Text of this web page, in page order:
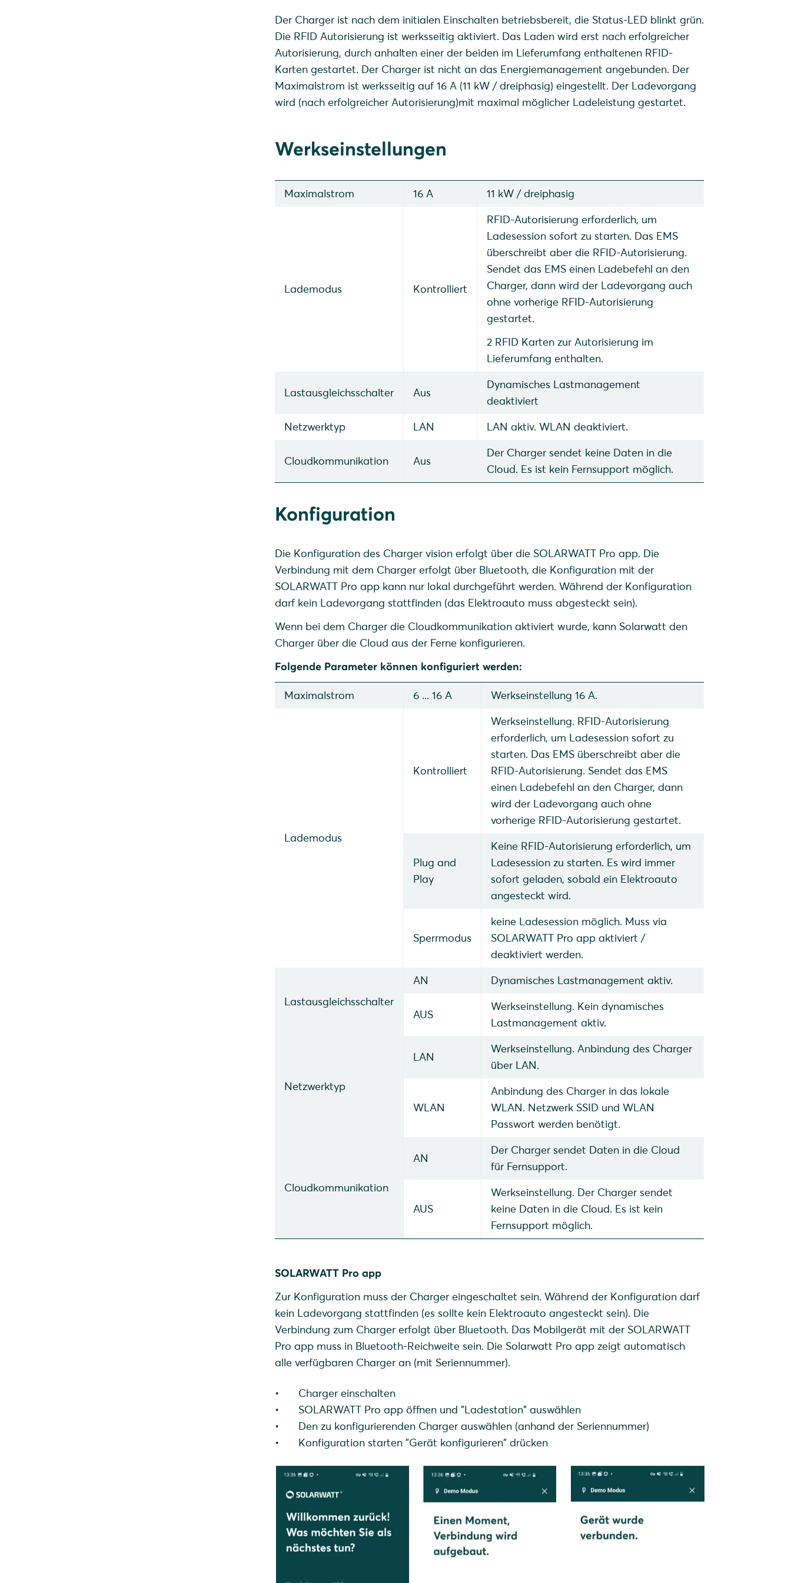
Der Charger ist nach dem initialen Einschalten betriebsbereit, die Status-LED blinkt grün.
Die RFID Autorisierung ist werksseitig aktiviert. Das Laden wird erst nach erfolgreicher
Autorisierung, durch anhalten einer der beiden im Lieferumfang enthaltenen RFID-
Karten gestartet. Der Charger ist nicht an das Energiemanagement angebunden. Der
Maximalstrom ist werksseitig auf 16 A (11 kW / dreiphasig) eingestellt. Der Ladevorgang
wird (nach erfolgreicher Autorisierung)mit maximal möglicher Ladeleistung gestartet.
Werkseinstellungen
Maximalstrom 16 A 11 kW / dreiphasig
Lademodus Kontrolliert
RFID-Autorisierung erforderlich, um
Ladesession sofort zu starten. Das EMS
überschreibt aber die RFID-Autorisierung.
Sendet das EMS einen Ladebefehl an den
Charger, dann wird der Ladevorgang auch
ohne vorherige RFID-Autorisierung
gestartet.
2 RFID Karten zur Autorisierung im
Lieferumfang enthalten.
Lastausgleichsschalter Aus
Dynamisches Lastmanagement
deaktiviert
Netzwerktyp
LAN LAN aktiv. WLAN deaktiviert.
Cloudkommunikation Aus
Der Charger sendet keine Daten in die
Cloud. Es ist kein Fernsupport möglich.
Konfiguration
Die Konfiguration des Charger vision erfolgt über die SOLARWATT Pro app. Die
Verbindung mit dem Charger erfolgt über Bluetooth, die Konfiguration mit der
SOLARWATT Pro app kann nur lokal durchgeführt werden. Während der Konfiguration
darf kein Ladevorgang stattfinden (das Elektroauto muss abgesteckt sein).
Wenn bei dem Charger die Cloudkommunikation aktiviert wurde, kann Solarwatt den
Charger über die Cloud aus der Ferne konfigurieren.
Folgende Parameter können konfiguriert werden:
Maximalstrom 6 ... 16 A Werkseinstellung 16 A.
Lademodus
Kontrolliert
Werkseinstellung. RFID-Autorisierung
erforderlich, um Ladesession sofort zu
starten. Das EMS überschreibt aber die
RFID-Autorisierung. Sendet das EMS
einen Ladebefehl an den Charger, dann
wird der Ladevorgang auch ohne
vorherige RFID-Autorisierung gestartet.
Plug and
Play
Keine RFID-Autorisierung erforderlich, um
Ladesession zu starten. Es wird immer
sofort geladen, sobald ein Elektroauto
angesteckt wird.
Sperrmodus
keine Ladesession möglich. Muss via
SOLARWATT Pro app aktiviert /
deaktiviert werden.
Lastausgleichsschalter
AN Dynamisches Lastmanagement aktiv.
AUS
Werkseinstellung. Kein dynamisches
Lastmanagement aktiv.
Netzwerktyp
LAN
Werkseinstellung. Anbindung des Charger
über LAN.
WLAN
Anbindung des Charger in das lokale
WLAN. Netzwerk SSID und WLAN
Passwort werden benötigt.
Cloudkommunikation
AN
Der Charger sendet Daten in die Cloud
für Fernsupport.
AUS
Werkseinstellung. Der Charger sendet
keine Daten in die Cloud. Es ist kein
Fernsupport möglich.
SOLARWATT Pro app
Zur Konfiguration muss der Charger eingeschaltet sein. Während der Konfiguration darf
kein Ladevorgang stattfinden (es sollte kein Elektroauto angesteckt sein). Die
Verbindung zum Charger erfolgt über Bluetooth. Das Mobilgerät mit der SOLARWATT
Pro app muss in Bluetooth-Reichweite sein. Die Solarwatt Pro app zeigt automatisch
alle verfügbaren Charger an (mit Seriennummer).
Charger einschalten
SOLARWATT Pro app öffnen und "Ladestation" auswählen
Den zu konfigurierenden Charger auswählen (anhand der Seriennummer)
Konfiguration starten "Gerät konfigurieren" drücken